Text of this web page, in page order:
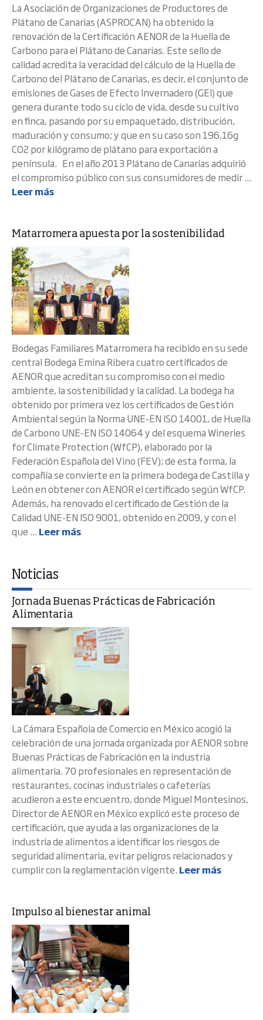
La Asociación de Organizaciones de Productores de
Plátano de Canarias (ASPROCAN) ha obtenido la
renovación de la Certificación AENOR de la Huella de
Carbono para el Plátano de Canarias. Este sello de
calidad acredita la veracidad del cálculo de la Huella de
Carbono del Plátano de Canarias, es decir, el conjunto de
emisiones de Gases de Efecto Invernadero (GEI) que
genera durante todo su ciclo de vida, desde su cultivo
en finca, pasando por su empaquetado, distribución,
maduración y consumo; y que en su caso son 196,16g
CO2 por kilógramo de plátano para exportación a
península. En el año 2013 Plátano de Canarias adquirió
el compromiso público con sus consumidores de medir ...
Leer más
Matarromera apuesta por la sostenibilidad
Bodegas Familiares Matarromera ha recibido en su sede
central Bodega Emina Ribera cuatro certificados de
AENOR que acreditan su compromiso con el medio
ambiente, la sostenibilidad y la calidad. La bodega ha
obtenido por primera vez los certificados de Gestión
Ambiental según la Norma UNE-EN ISO 14001, de Huella
de Carbono UNE-EN ISO 14064 y del esquema Wineries
for Climate Protection (WfCP), elaborado por la
Federación Española del Vino (FEV); de esta forma, la
compañía se convierte en la primera bodega de Castilla y
León en obtener con AENOR el certificado según WfCP.
Además, ha renovado el certificado de Gestión de la
Calidad UNE-EN ISO 9001, obtenido en 2009, y con el
que ... Leer más
Noticias
Jornada Buenas Prácticas de Fabricación
Alimentaria
La Cámara Española de Comercio en México acogió la
celebración de una jornada organizada por AENOR sobre
Buenas Prácticas de Fabricación en la industria
alimentaria. 70 profesionales en representación de
restaurantes, cocinas industriales o cafeterías
acudieron a este encuentro, donde Miguel Montesinos,
Director de AENOR en México explicó este proceso de
certificación, que ayuda a las organizaciones de la
industria de alimentos a identificar los riesgos de
seguridad alimentaria, evitar peligros relacionados y
cumplir con la reglamentación vigente. Leer más
Impulso al bienestar animal